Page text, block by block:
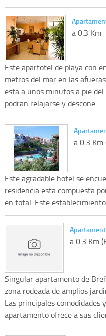
a 0.3 Km
Este apartotel de playa con
metros del mar en las
esta a unos minutos a pie
podran relajarse y descone...
a 0.3 Km
Este agradable hotel se
residencia esta compuesta
en total. Este
a 0.3 Km
Singular apartamento de
zona rodeada de amplios
Las principales comodidades
apartamento ofrece a sus